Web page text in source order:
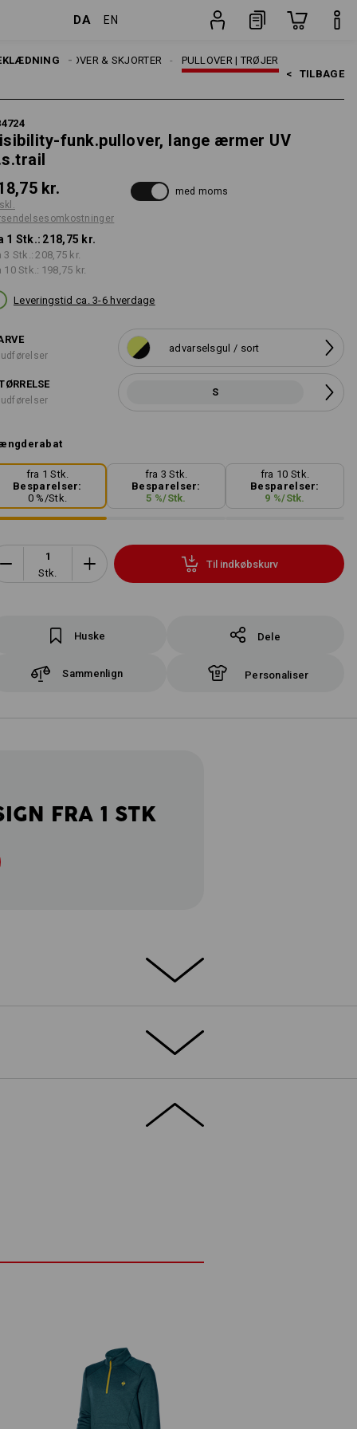
DA EN
PULLOVER | TRØJER
SHIRTS, PULLOVER & SKJORTER
< TILBAGE
funk.pullover, lange ærmer UV
kr.
med moms
1 Stk.: 218,75 kr.
3 Stk.: 208,75 kr.
10 Stk.: 198,75 kr.
Leveringstid ca. 3-6 hverdage
advarselsgul / sort
S
fra 1 Stk.
Besparelser:
0 %/Stk.
fra 3 Stk.
Besparelser:
5 %/Stk.
fra 10 Stk.
Besparelser:
9 %/Stk.
Stk.
Til indkøbskurv
Huske Dele
Sammenlign Personaliser
FRA 1 STK
De lysende advarselsfarver sikrer
til komfort skiller advarselsstilens
stretchindhold
og åndbar